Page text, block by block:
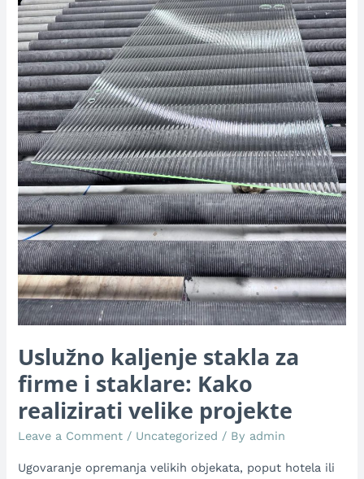
Uslužno kaljenje stakla za
firme i staklare: Kako
realizirati velike projekte
Leave a Comment / Uncategorized / By admin
Ugovaranje opremanja velikih objekata, poput hotela ili
i
staklare:
Kako
realizirati
velike
projekte